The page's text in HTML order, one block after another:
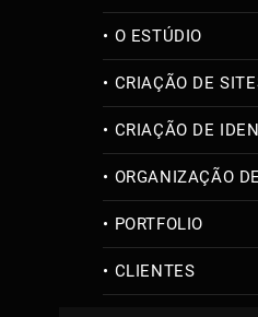
O ESTÚDIO
CRIAÇÃO DE
CRIAÇÃO DE
ORGANIZAÇÃO
PORTFOLIO
CLIENTES